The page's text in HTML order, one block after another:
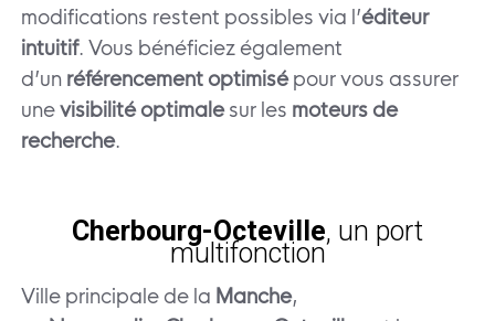
modifications restent possibles via l’éditeur
intuitif. Vous bénéficiez également
d’un référencement optimisépour vous assurer
unevisibilité optimalesur les moteurs de
recherche.
Cherbourg-Octeville, un port
multifonction
Ville principale de la Manche,